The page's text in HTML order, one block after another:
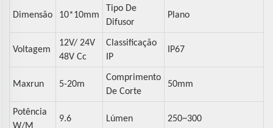
Dimensão 10*10mm
Tipo De
Difusor
Plano
Voltagem
12V/ 24V
48V Cc
Classificação
IP
IP67
Maxrun 5-20m
Comprimento
De Corte
50mm
Potência
9.6 Lúmen 250~300